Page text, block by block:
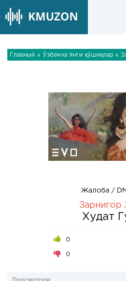
Главный » Ўзбекча янги қўшиқлар »
Жалоба /
Зарнигор
Худат
0
0